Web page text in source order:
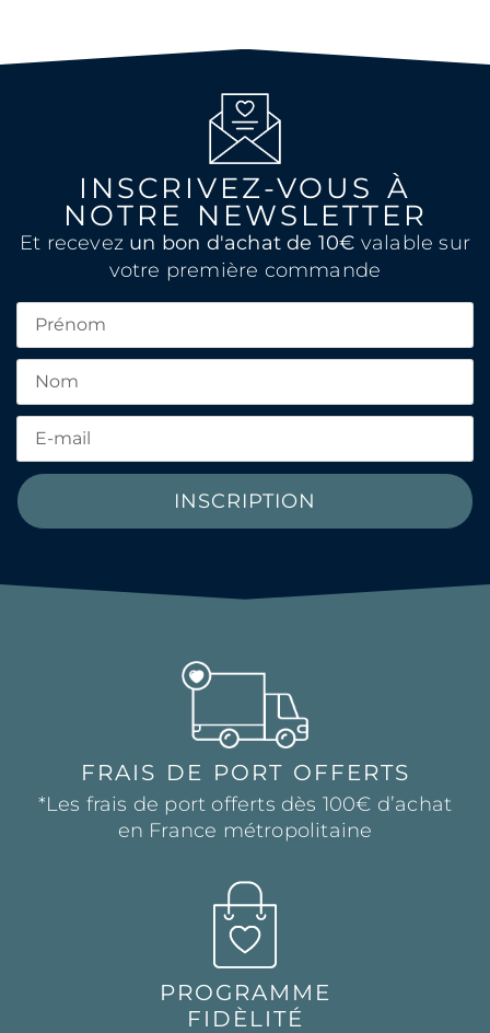
INSCRIVEZ-VOUS À
NOTRE NEWSLETTER
Et recevez un bon d'achat de 10€ valable sur
votre première commande
INSCRIPTION
FRAIS DE PORT OFFERTS
*Les frais de port offerts dès 100€ d’achat
en France métropolitaine
PROGRAMME
FIDÈLITÉ